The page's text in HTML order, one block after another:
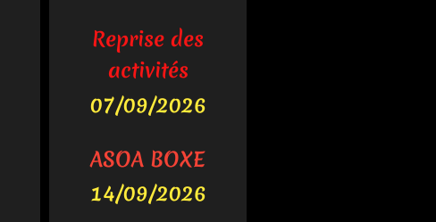
Reprise des
activités
07/09/2026
ASOA BOXE
14/09/2026